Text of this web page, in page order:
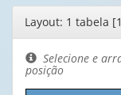
Editor
de
layout
Layout: 1 tabela
Selecione e
posição